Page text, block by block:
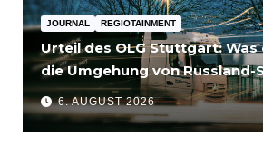
JOURNAL REGIOTAINMENT
Urteil des OLG Stuttgart: Was
die Umgehung von Russland-
für Unternehmen bedeutet
6. AUGUST 2026